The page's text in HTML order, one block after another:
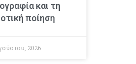
και τη
ποίηση
2026